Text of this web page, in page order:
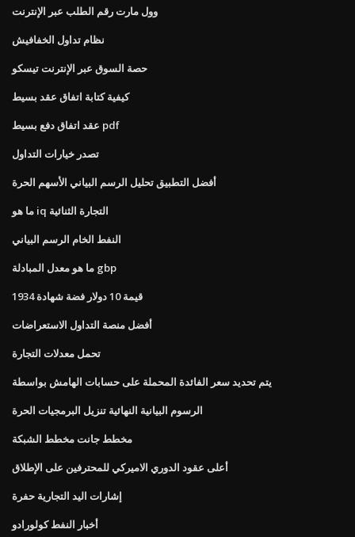
وول مارت رقم الطلب عبر الإنترنت
نظام تداول الخفافيش
حصة السوق عبر الإنترنت تيسكو
كيفية كتابة اتفاق عقد بسيط
عقد اتفاق دفع بسيط pdf
تصدر خيارات التداول
أفضل التطبيق تحليل الرسم البياني الأسهم الحرة
ما هو iq التجارة الثنائية
النفط الخام الرسم البياني
ما هو معدل المبادلة gbp
قيمة 10 دولار فضة شهادة 1934
أفضل منصة التداول الاستعراضات
تحمل معدلات التجارة
يتم تحديد سعر الفائدة المحملة على حسابات الهامش بواسطة
الرسوم البيانية النهائية تنزيل البرمجيات الحرة
مخطط جانت مخطط الشبكة
أعلى عقود الدوري الاميركي للمحترفين على الإطلاق
إشارات اليد التجارية حفرة
أخبار النفط كولورادو